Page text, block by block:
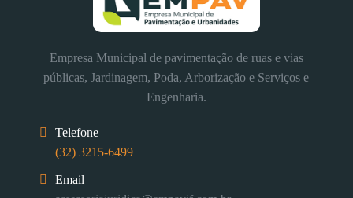
Empresa Municipal de pavimentação de ruas e vias
públicas, Jardinagem, Poda, Arborização e Serviços e
Engenharia.
Telefone
(32) 3215-6499
Email